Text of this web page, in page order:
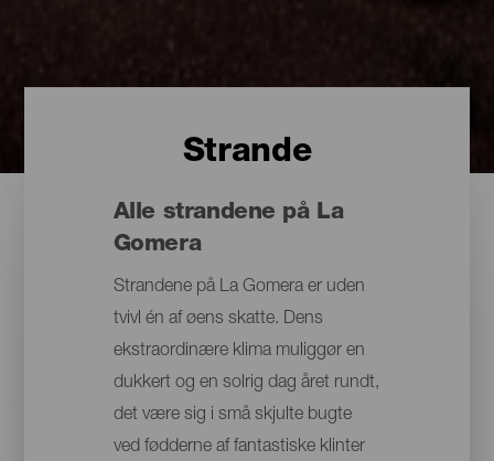
Strande
Alle strandene på La
Gomera
Strandene på La Gomera er uden
tvivl én af øens skatte. Dens
ekstraordinære klima muliggør en
dukkert og en solrig dag året rundt,
det være sig i små skjulte bugte
ved fødderne af fantastiske klinter